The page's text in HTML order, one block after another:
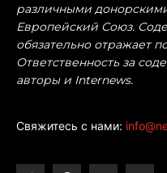
различными
Европейский Союз.
обязательно отражает
Ответственность за
авторы и Internews.
Свяжитесь с нами: